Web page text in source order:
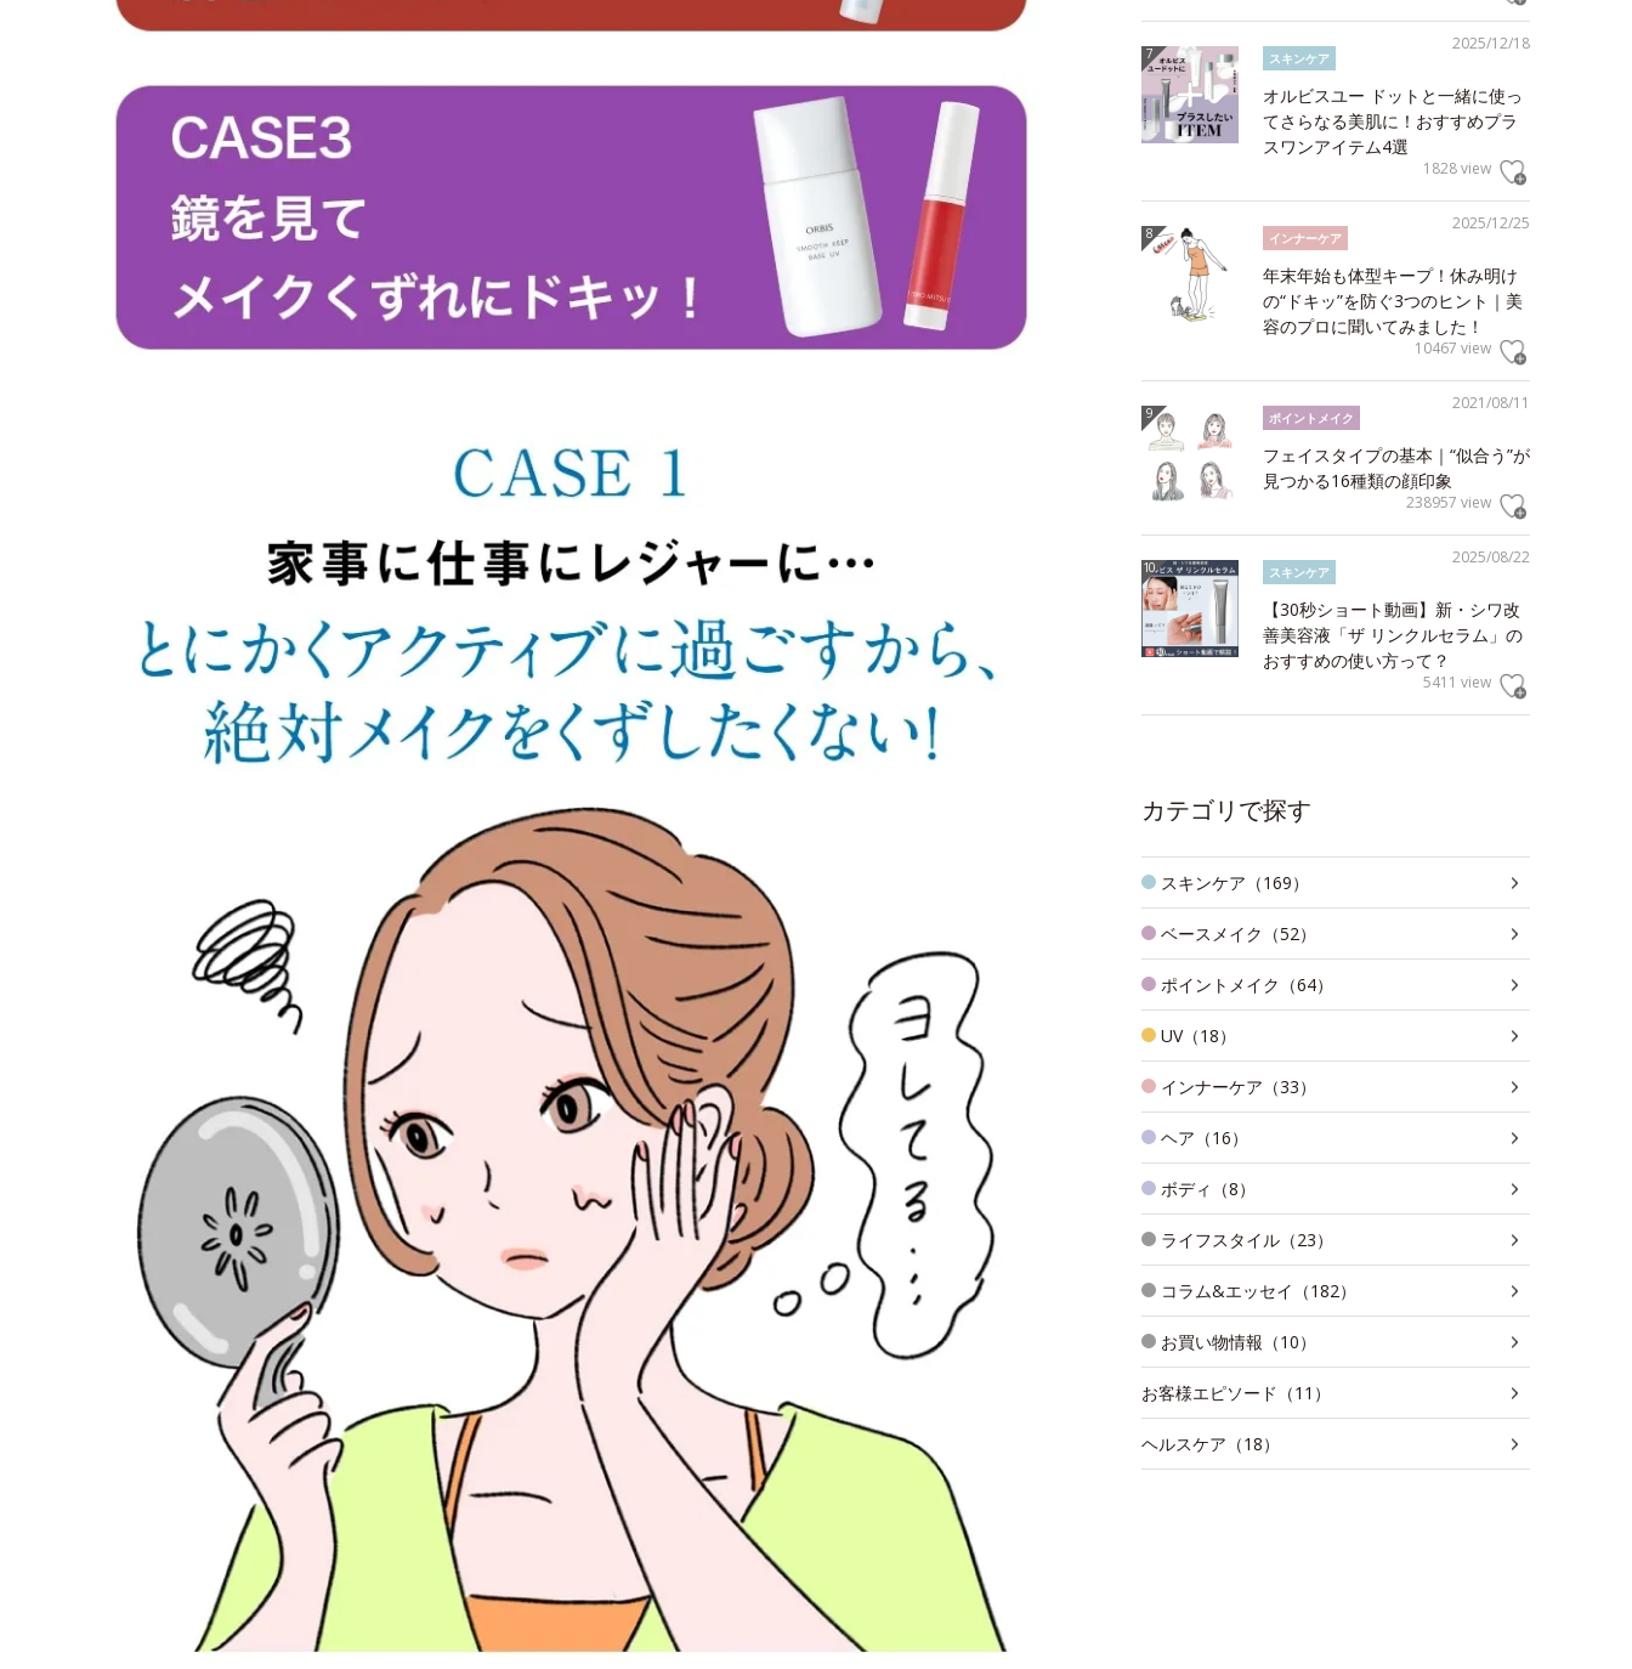
2025/12/18
スキンケア
オルビスユー ドットと一緒に使っ
てさらなる美肌に！おすすめプラ
スワンアイテム4選
1828 view
2025/12/25
インナーケア
年末年始も体型キープ！休み明け
の“ドキッ”を防ぐ3つのヒント｜美
容のプロに聞いてみました！
10467 view
2021/08/11
ポイントメイク
フェイスタイプの基本｜“似合う”が
見つかる16種類の顔印象
238957 view
2025/08/22
スキンケア
【30秒ショート動画】新・シワ改
善美容液「ザ リンクルセラム」の
おすすめの使い方って？
5411 view
カテゴリで探す
スキンケア（169）
ベースメイク（52）
ポイントメイク（64）
UV（18）
インナーケア（33）
ヘア（16）
ボディ（8）
ライフスタイル（23）
コラム&エッセイ（182）
お買い物情報（10）
お客様エピソード（11）
ヘルスケア（18）